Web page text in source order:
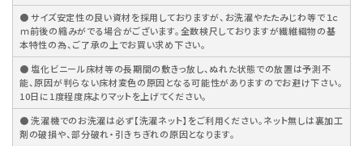
● サイズ安定性の良い資材を採用しておりますが、お洗濯やたたみじわ等で１ｃ
ｍ前後の縮みがでる場合がございます。全数検尺しておりますが繊維織物の基
本特性の為、ご了承の上でお買い求め下さい。
● 塩化ビニール床材等の長期間の敷きっ放し、ぬれた状態での放置は予測不
能、原因が判らない床材変色の原因となる可能性がありますのでお避け下さい。
10日に1度程度床よりマットを上げてください。
● 洗濯機でのお洗濯は必ず【洗濯ネット】をご利用ください。ネット無しは裏加工
剤の破損や、部分破れ・引きちぎれの原因となります。